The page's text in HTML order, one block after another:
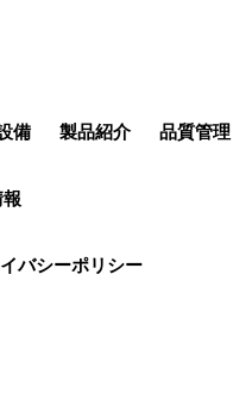
備 製品紹介 品質管理
バシーポリシー